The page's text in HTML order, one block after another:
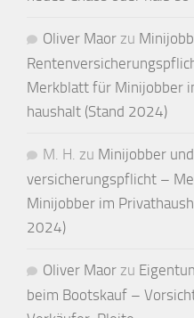
Oliver Maor zu
Merkblatt für Mini­jobber
haushalt (Stand 2024)
M. H. zu Minijobber
versicherungs­pflicht –
Mini­jobber im
2024)
Oliver Maor zu
beim Bootskauf –